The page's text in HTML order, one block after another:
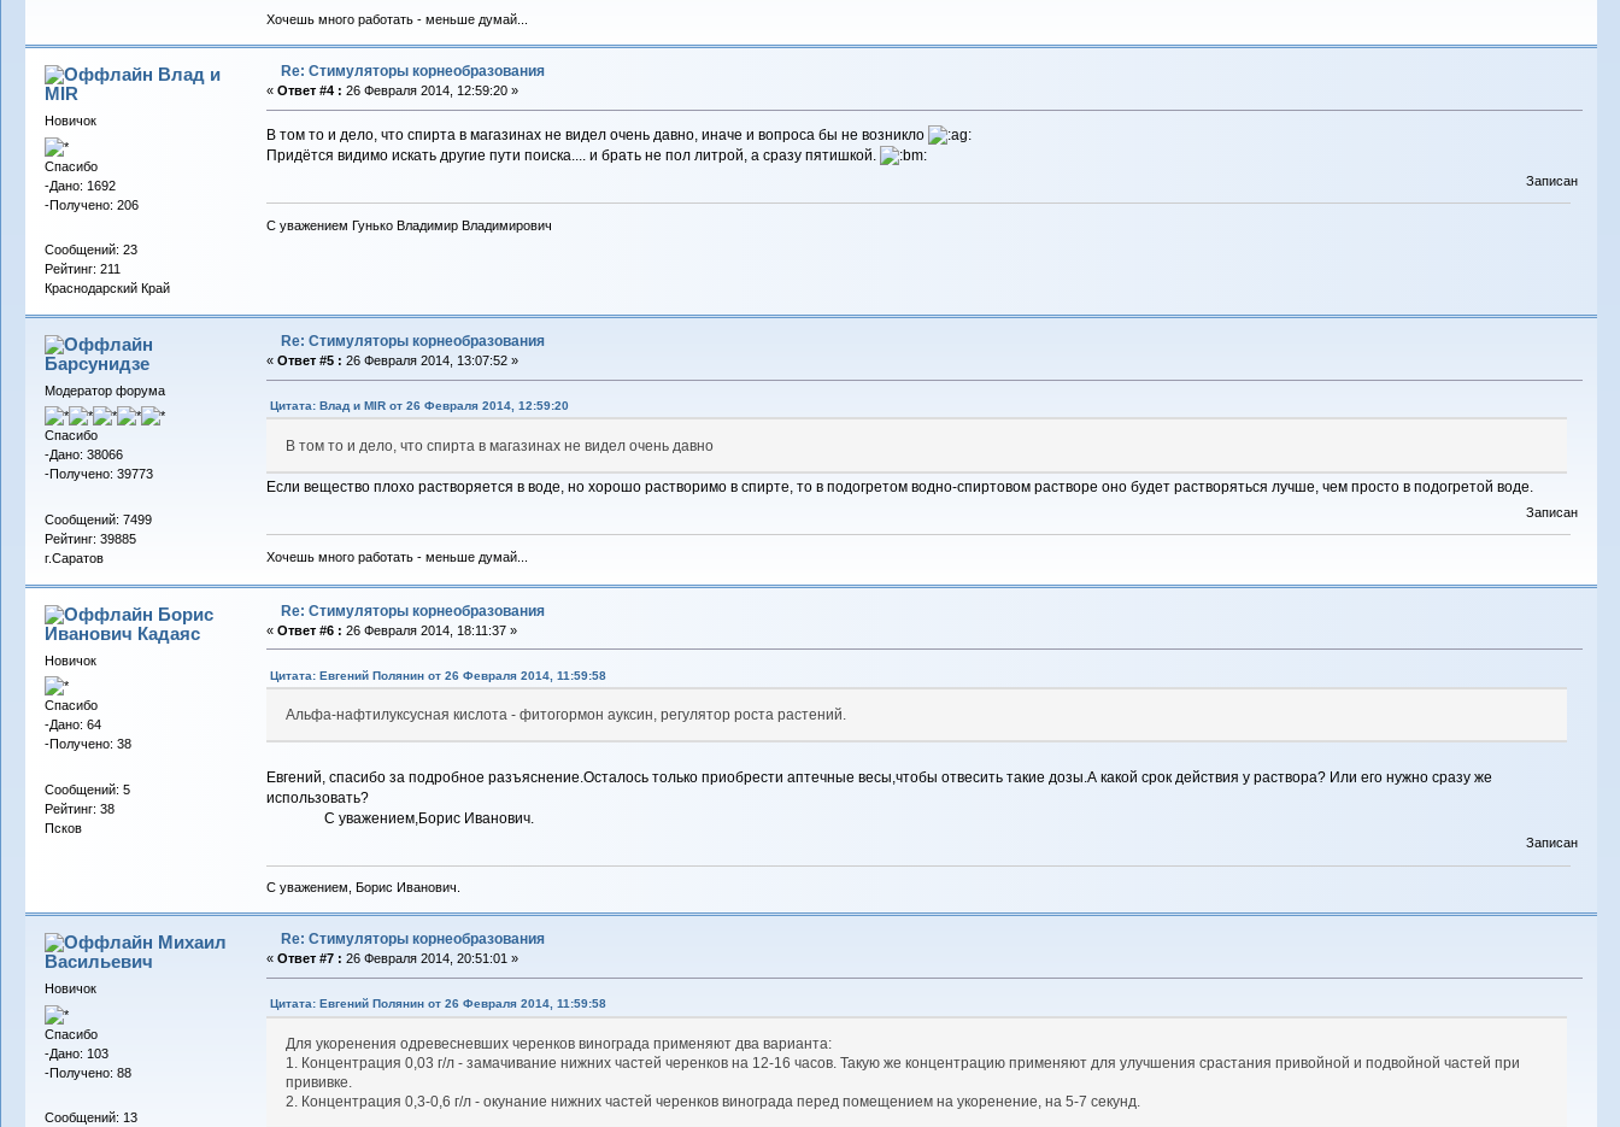
Хочешь много работать - меньше думай...
Влад и
MIR
Новичок
Спасибо
-Дано: 1692
-Получено: 206
Сообщений: 23
Рейтинг: 211
Краснодарский Край
Re: Стимуляторы корнеобразования
« Ответ #4 : 26 Февраля 2014, 12:59:20 »
В том то и дело, что спирта в магазинах не видел очень давно, иначе и вопроса бы не возникло
Придётся видимо искать другие пути поиска.... и брать не пол литрой, а сразу пятишкой.
Записан
С уважением Гунько Владимир Владимирович
Барсунидзе
Модератор форума
Спасибо
-Дано: 38066
-Получено: 39773
Сообщений: 7499
Рейтинг: 39885
г.Саратов
Re: Стимуляторы корнеобразования
« Ответ #5 : 26 Февраля 2014, 13:07:52 »
Цитата: Влад и MIR от 26 Февраля 2014, 12:59:20
В том то и дело, что спирта в магазинах не видел очень давно
Если вещество плохо растворяется в воде, но хорошо растворимо в спирте, то в подогретом водно-спиртовом растворе оно будет растворяться лучше, чем просто в подогретой воде.
Записан
Хочешь много работать - меньше думай...
Борис
Иванович Кадаяс
Новичок
Спасибо
-Дано: 64
-Получено: 38
Сообщений: 5
Рейтинг: 38
Псков
Re: Стимуляторы корнеобразования
« Ответ #6 : 26 Февраля 2014, 18:11:37 »
Цитата: Евгений Полянин от 26 Февраля 2014, 11:59:58
Альфа-нафтилуксусная кислота - фитогормон ауксин, регулятор роста растений.
Евгений, спасибо за подробное разъяснение.Осталось только приобрести аптечные весы,чтобы отвесить такие дозы.А какой срок действия у раствора? Или его нужно сразу же
использовать?
С уважением,Борис Иванович.
Записан
С уважением, Борис Иванович.
Михаил
Васильевич
Новичок
Спасибо
-Дано: 103
-Получено: 88
Сообщений: 13
Re: Стимуляторы корнеобразования
« Ответ #7 : 26 Февраля 2014, 20:51:01 »
Цитата: Евгений Полянин от 26 Февраля 2014, 11:59:58
Для укоренения одревесневших черенков винограда применяют два варианта:
1. Концентрация 0,03 г/л - замачивание нижних частей черенков на 12-16 часов. Такую же концентрацию применяют для улучшения срастания привойной и подвойной частей при
прививке.
2. Концентрация 0,3-0,6 г/л - окунание нижних частей черенков винограда перед помещением на укоренение, на 5-7 секунд.